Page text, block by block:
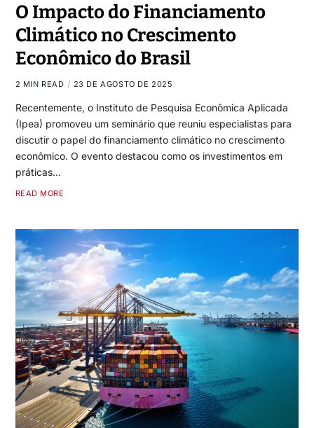
O Impacto do Financiamento
Climático no Crescimento
Econômico do Brasil
2 MIN READ 23 DE AGOSTO DE 2025
Recentemente, o Instituto de Pesquisa Econômica Aplicada
(Ipea) promoveu um seminário que reuniu especialistas para
discutir o papel do financiamento climático no crescimento
econômico. O evento destacou como os investimentos em
práticas…
READ MORE